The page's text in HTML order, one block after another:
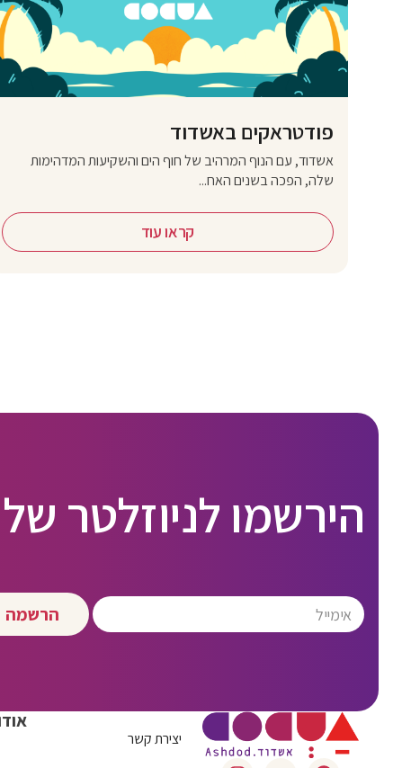
פודטראקים באשדוד
אשדוד, עם הנוף המרהיב של חוף הים והשקיעות המדהימות
שלה, הפכה בשנים האח...
קראו עוד
הירשמו לניוזלטר
הרשמה
יצירת קשר